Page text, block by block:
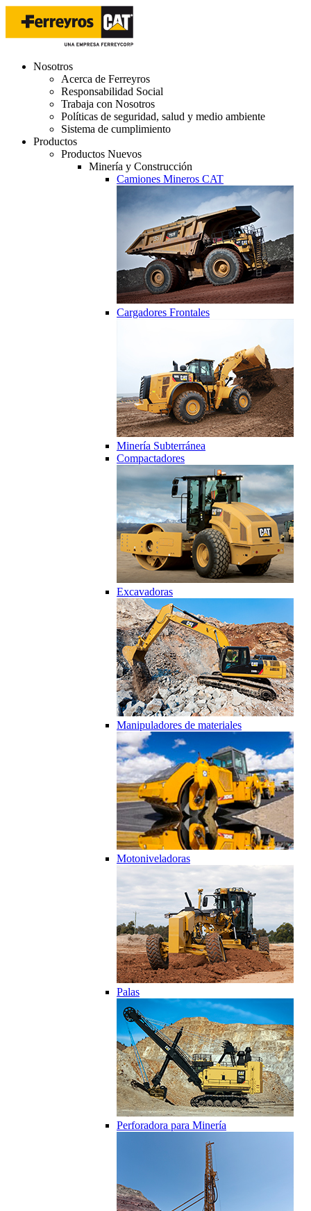
Nosotros
Acerca de Ferreyros
Responsabilidad Social
Trabaja con Nosotros
Políticas de seguridad, salud y medio ambiente
Sistema de cumplimiento
Productos
Productos Nuevos
Minería y Construcción
Camiones Mineros CAT
Cargadores Frontales
Minería Subterránea
Compactadores
Excavadoras
Manipuladores de materiales
Motoniveladoras
Palas
Perforadora para Minería